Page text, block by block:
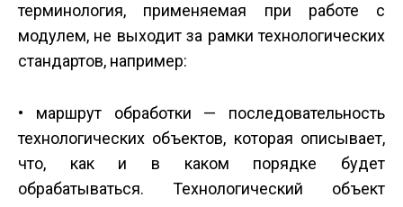
терминология, применяемая при работе с
модулем, не выходит за рамки технологических
стандартов, например:
• маршрут обработки — последовательность
технологических объектов, которая описывает,
что, как и в каком порядке будет
обрабатываться. Технологический объект